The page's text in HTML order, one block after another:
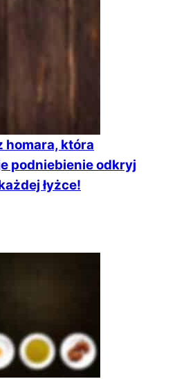
homara, która
podniebienie odkryj
łyżce!